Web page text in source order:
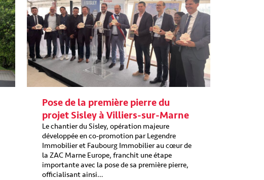
Pose de la première pierre du
projet Sisley à Villiers-sur-Marne
Le chantier du Sisley, opération majeure
développée en co-promotion par Legendre
Immobilier et Faubourg Immobilier au cœur de
la ZAC Marne Europe, franchit une étape
importante avec la pose de sa première pierre,
officialisant ainsi…